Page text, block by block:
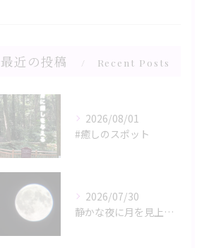
最近の投稿 Recent Posts
2026/08/01
#癒しのスポット
2026/07/30
静かな夜に月を見上げるひととき、心と体がリラックスモードに誘...